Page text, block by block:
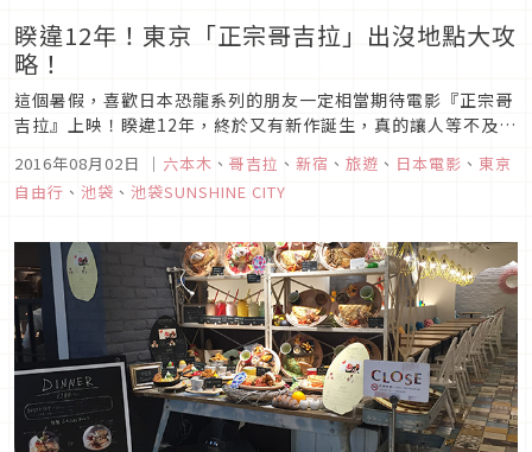
睽違12年！東京「正宗哥吉拉」出沒地點大攻
略！
這個暑假，喜歡日本恐龍系列的朋友一定相當期待電影『正宗哥
吉拉』上映！睽違12年，終於又有新作誕生，真的讓人等不及想
上映，各個地方可是鋪天蓋地的推出了相當多宣傳！接下來將為
大家介紹在東京就可以看得到的創意曝光，今年暑假到東京旅
2016年08月02日 ｜ 六本木 、 哥吉拉 、 新宿 、 旅遊 、 日本電影 、 東京
自由行 、 池袋 、 池袋SUNSHINE CITY